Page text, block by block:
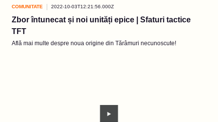
COMUNITATE 2022-10-03T12:21:56.000Z
Zbor întunecat și noi unități epice | Sfaturi tactice
TFT
Află mai multe despre noua origine din Tărâmuri necunoscute!